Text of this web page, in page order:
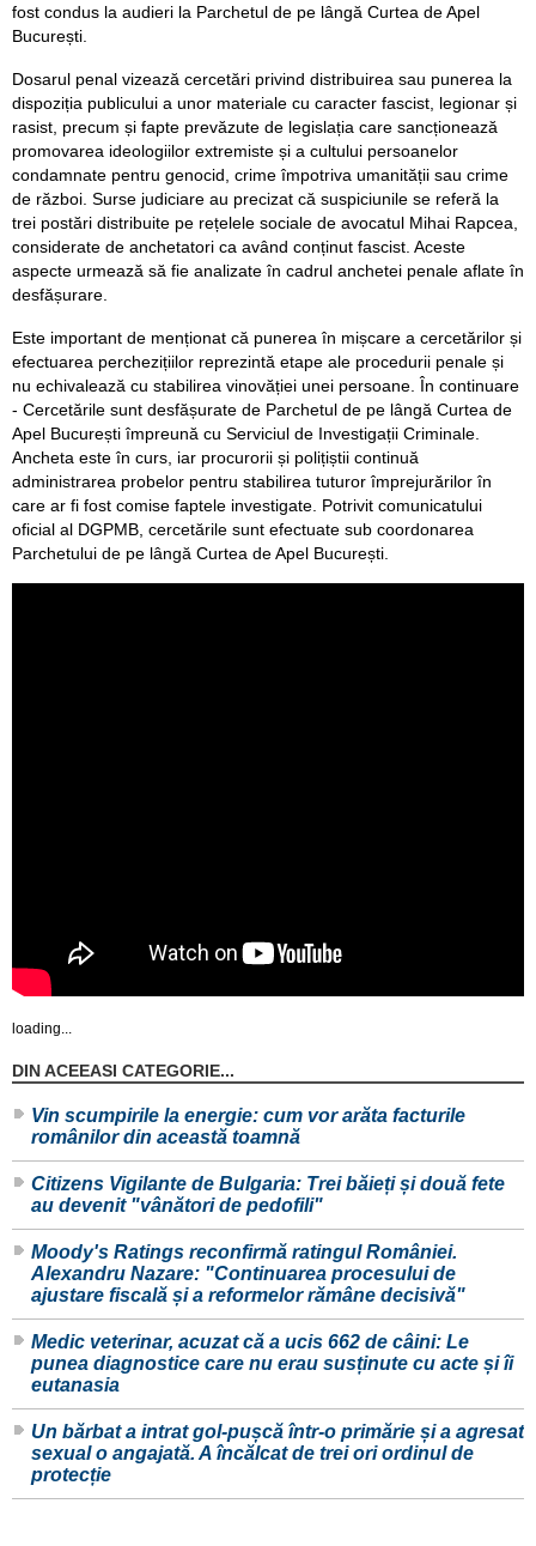
fost condus la audieri la Parchetul de pe lângă Curtea de Apel
București.
Dosarul penal vizează cercetări privind distribuirea sau punerea la
dispoziția publicului a unor materiale cu caracter fascist, legionar și
rasist, precum și fapte prevăzute de legislația care sancționează
promovarea ideologiilor extremiste și a cultului persoanelor
condamnate pentru genocid, crime împotriva umanității sau crime
de război. Surse judiciare au precizat că suspiciunile se referă la
trei postări distribuite pe rețelele sociale de avocatul Mihai Rapcea,
considerate de anchetatori ca având conținut fascist. Aceste
aspecte urmează să fie analizate în cadrul anchetei penale aflate în
desfășurare.
Este important de menționat că punerea în mișcare a cercetărilor și
efectuarea perchezițiilor reprezintă etape ale procedurii penale și
nu echivalează cu stabilirea vinovăției unei persoane. În continuare
- Cercetările sunt desfășurate de Parchetul de pe lângă Curtea de
Apel București împreună cu Serviciul de Investigații Criminale.
Ancheta este în curs, iar procurorii și polițiștii continuă
administrarea probelor pentru stabilirea tuturor împrejurărilor în
care ar fi fost comise faptele investigate. Potrivit comunicatului
oficial al DGPMB, cercetările sunt efectuate sub coordonarea
Parchetului de pe lângă Curtea de Apel București.
loading...
DIN ACEEASI CATEGORIE...
Vin scumpirile la energie: cum vor arăta facturile
românilor din această toamnă
Citizens Vigilante de Bulgaria: Trei băieți și două fete
au devenit "vânători de pedofili"
Moody's Ratings reconfirmă ratingul României.
Alexandru Nazare: "Continuarea procesului de
ajustare fiscală și a reformelor rămâne decisivă"
Medic veterinar, acuzat că a ucis 662 de câini: Le
punea diagnostice care nu erau susținute cu acte și îi
eutanasia
Un bărbat a intrat gol-pușcă într-o primărie și a agresat
sexual o angajată. A încălcat de trei ori ordinul de
protecție